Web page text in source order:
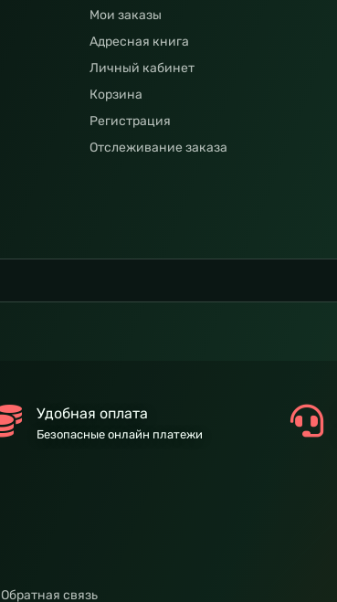
Мои заказы
Адресная книга
Личный кабинет
Корзина
Регистрация
Отслеживание заказа
Удобная оплата
Безопасные онлайн платежи
Обратная связь